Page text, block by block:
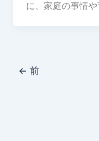
に、家庭の事情
← 前